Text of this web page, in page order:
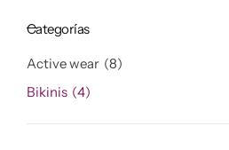
Categorías
Active wear 8
Bikinis 4